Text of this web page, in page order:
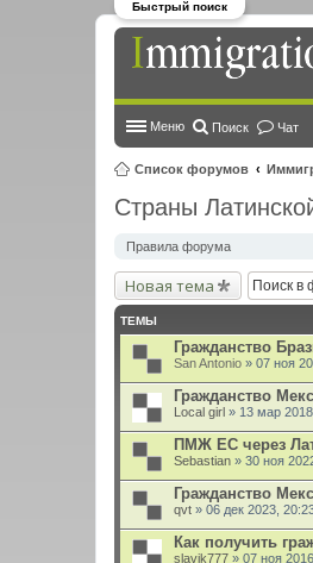
Меню Поиск Чат
Список форумов
Быстрый поиск
Страны
Правила форума
Новая тема
ТЕМЫ
Гражданство
San Antonio » 07 ноя
Гражданство
Local girl » 13 мар
ПМЖ ЕС через
Sebastian » 30 ноя
Гражданство
qvt » 06 дек 2023,
Как получить
slavik777 » 07 ноя